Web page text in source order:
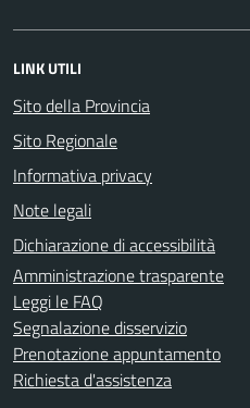
LINK UTILI
Sito della Provincia
Sito Regionale
Informativa privacy
Note legali
Dichiarazione di accessibilità
Amministrazione trasparente
Leggi le FAQ
Segnalazione disservizio
Prenotazione appuntamento
Richiesta d'assistenza